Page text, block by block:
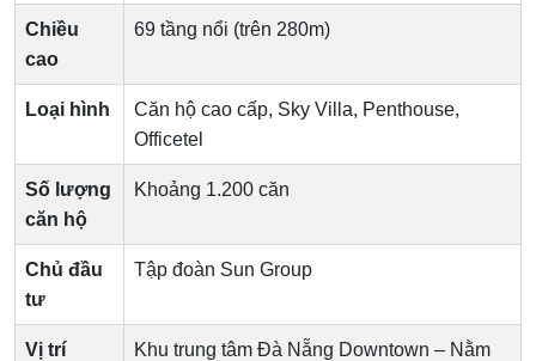
Chiều
cao
69 tầng nổi (trên 280m)
Loại hình
Căn hộ cao cấp, Sky Villa, Penthouse,
Officetel
Số lượng
căn hộ
Khoảng 1.200 căn
Chủ đầu
tư
Tập đoàn Sun Group
Vị trí
Khu trung tâm Đà Nẵng Downtown – Nằm